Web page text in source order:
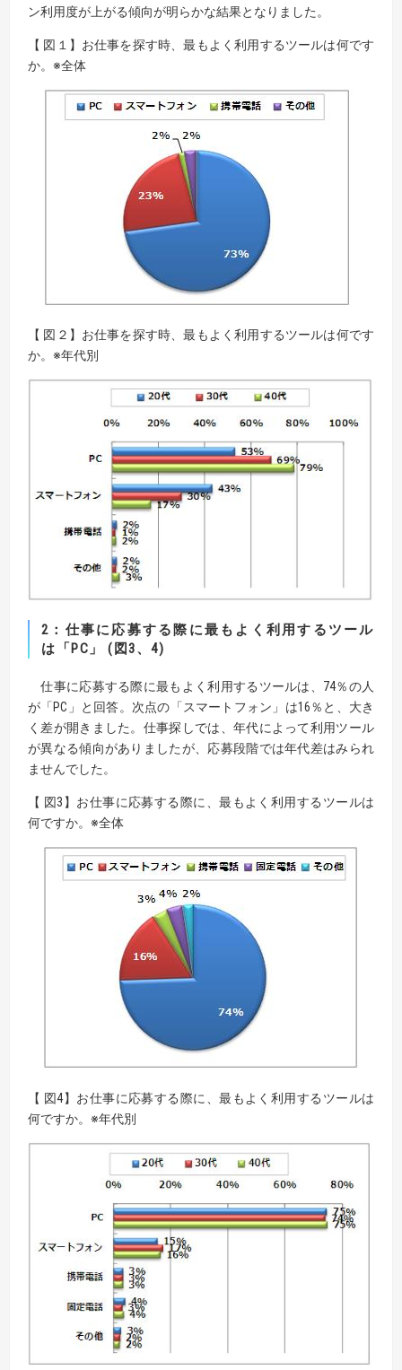
ン利用度が上がる傾向が明らかな結果となりました。
【 図１】お仕事を探す時、最もよく利用するツールは何です
か。※全体
【 図２】お仕事を探す時、最もよく利用するツールは何です
か。※年代別
2：仕事に応募する際に最もよく利用するツール
は「PC」 (図3、4)
仕事に応募する際に最もよく利用するツールは、74％の人
が「PC」と回答。次点の「スマートフォン」は16％と、大き
く差が開きました。仕事探しでは、年代によって利用ツール
が異なる傾向がありましたが、応募段階では年代差はみられ
ませんでした。
【 図3】お仕事に応募する際に、最もよく利用するツールは
何ですか。※全体
【 図4】お仕事に応募する際に、最もよく利用するツールは
何ですか。※年代別